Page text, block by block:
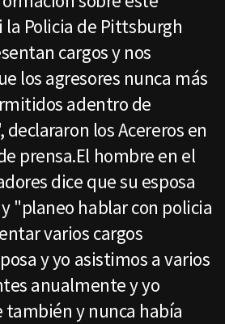
la Policia de Pittsburgh
cargos y nos
los agresores nunca más
adentro de
los Acereros en
prensa.El hombre en el
dice que su esposa
"planeo hablar con policia
varios cargos
y yo asistimos a varios
anualmente y yo
y nunca había